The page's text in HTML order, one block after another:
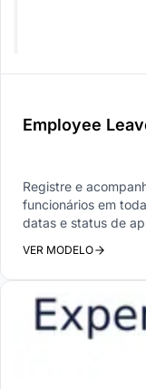
Employee
Registre e
funcionários em
datas e status de
VER MODELO